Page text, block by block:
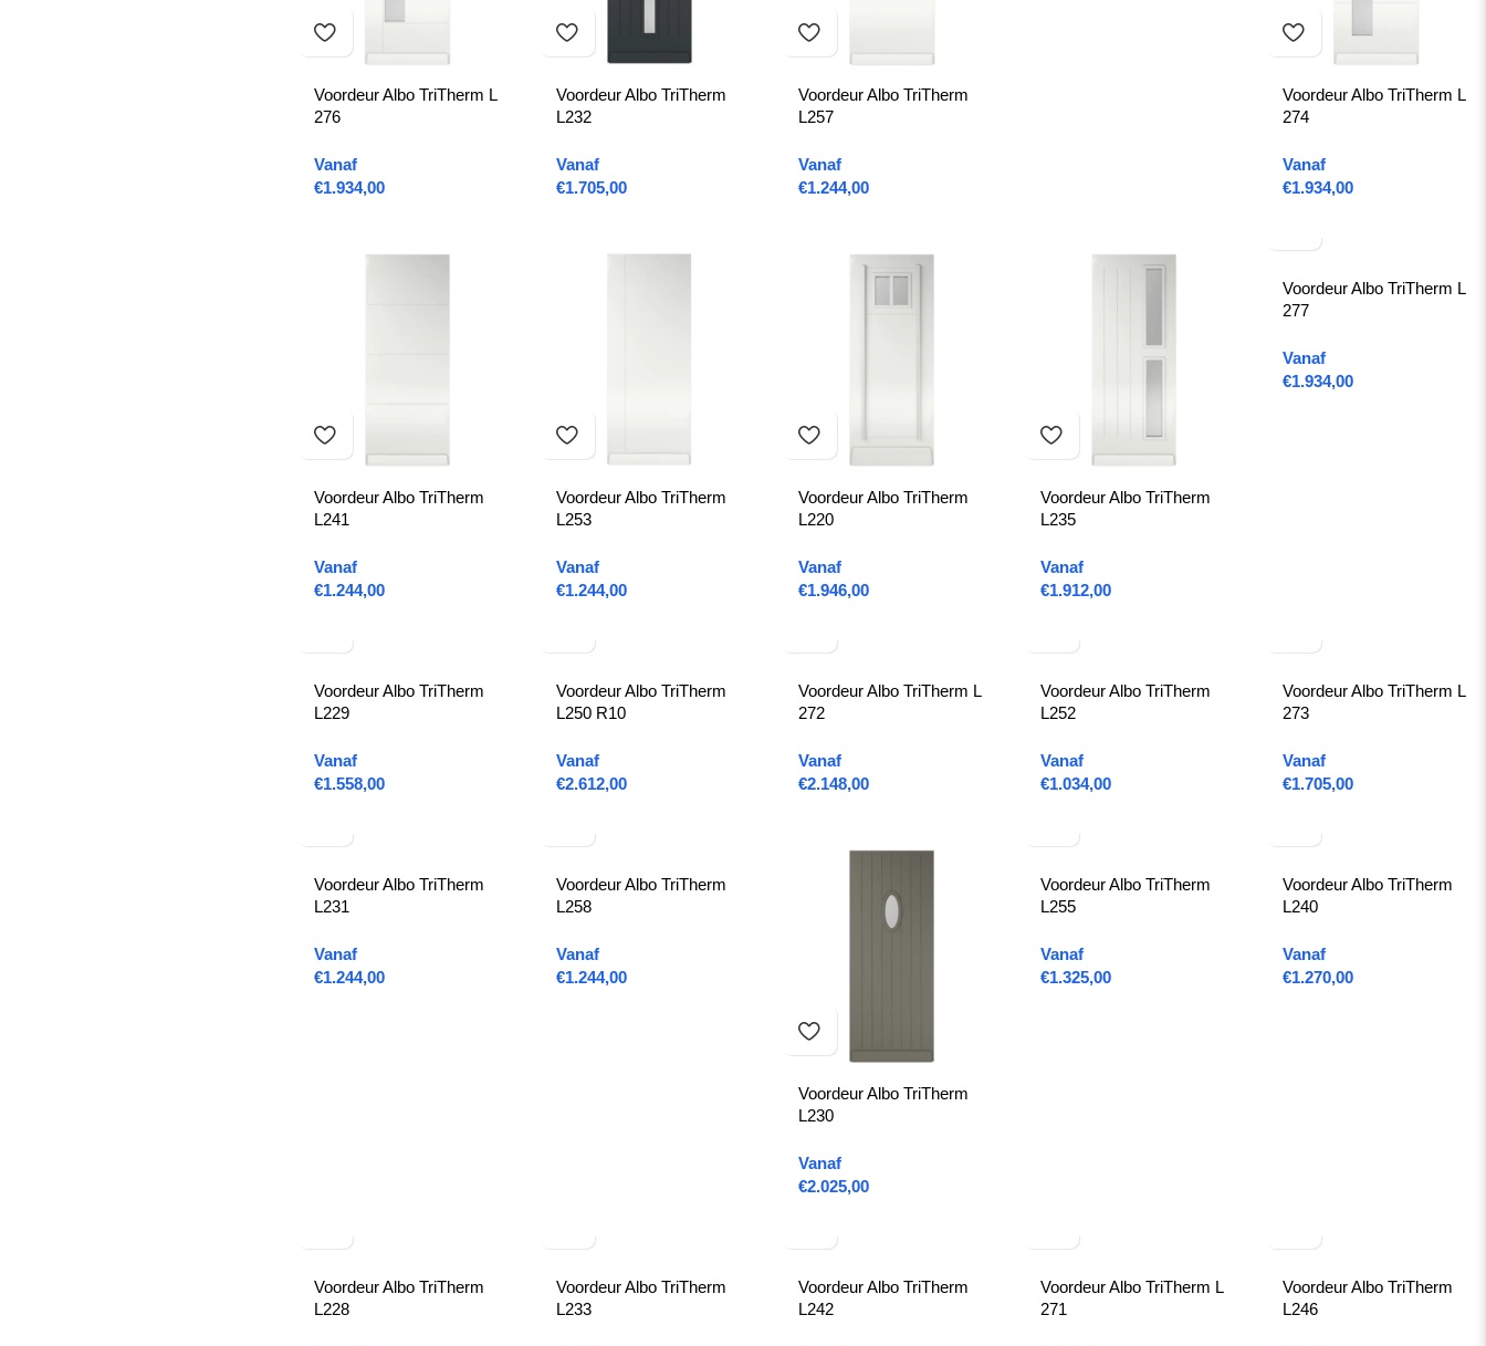
Voordeur Albo TriTherm L
276
Vanaf
€1.934,00
Voordeur Albo TriTherm
L232
Vanaf
€1.705,00
Voordeur Albo TriTherm
L257
Vanaf
€1.244,00
Voordeur Albo TriTherm L
274
Vanaf
€1.934,00
Voordeur Albo TriTherm
L241
Vanaf
€1.244,00
Voordeur Albo TriTherm
L253
Vanaf
€1.244,00
Voordeur Albo TriTherm
L220
Vanaf
€1.946,00
Voordeur Albo TriTherm
L235
Vanaf
€1.912,00
Voordeur Albo TriTherm L
277
Vanaf
€1.934,00
Voordeur Albo TriTherm
L229
Vanaf
€1.558,00
Voordeur Albo TriTherm
L250 R10
Vanaf
€2.612,00
Voordeur Albo TriTherm L
272
Vanaf
€2.148,00
Voordeur Albo TriTherm
L252
Vanaf
€1.034,00
Voordeur Albo TriTherm L
273
Vanaf
€1.705,00
Voordeur Albo TriTherm
L231
Vanaf
€1.244,00
Voordeur Albo TriTherm
L258
Vanaf
€1.244,00
Voordeur Albo TriTherm
L230
Vanaf
€2.025,00
Voordeur Albo TriTherm
L255
Vanaf
€1.325,00
Voordeur Albo TriTherm
L240
Vanaf
€1.270,00
Voordeur Albo TriTherm
L228
Voordeur Albo TriTherm
L233
Voordeur Albo TriTherm
L242
Voordeur Albo TriTherm L
271
Voordeur Albo TriTherm
L246